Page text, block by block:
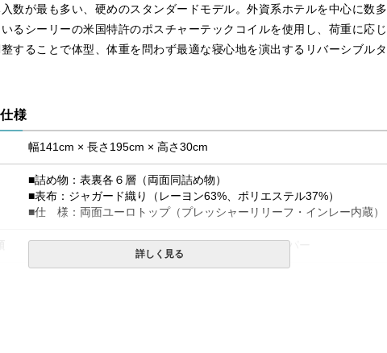
数が最も多い、硬めのスタンダードモデル。外資系ホテルを中心に数多
いるシーリーの米国特許のポスチャーテックコイルを使用し、荷重に応じ
することで体型、体重を問わず最適な寝心地を演出するリバーシブルタ
様
幅141cm × 長さ195cm × 高さ30cm
■詰め物：表裏各６層（両面同詰め物）
■表布：ジャガード織り（レーヨン63%、ポリエステル37%）
■仕 様：両面ユーロトップ（プレッシャーリリーフ・インレー内蔵）
ポスチャーテックコイル、並行配列、シングルテンパー
詳しく見る